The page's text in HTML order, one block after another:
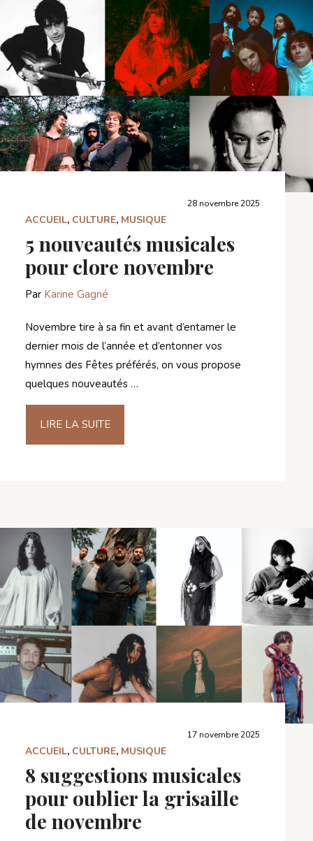
28 novembre 2025
ACCUEIL, CULTURE, MUSIQUE
5 nouveautés musicales
pour clore novembre
Par Karine Gagné
Novembre tire à sa fin et avant d’entamer le
dernier mois de l’année et d’entonner vos
hymnes des Fêtes préférés, on vous propose
quelques nouveautés …
LIRE LA SUITE
17 novembre 2025
ACCUEIL, CULTURE, MUSIQUE
8 suggestions musicales
pour oublier la grisaille
de novembre